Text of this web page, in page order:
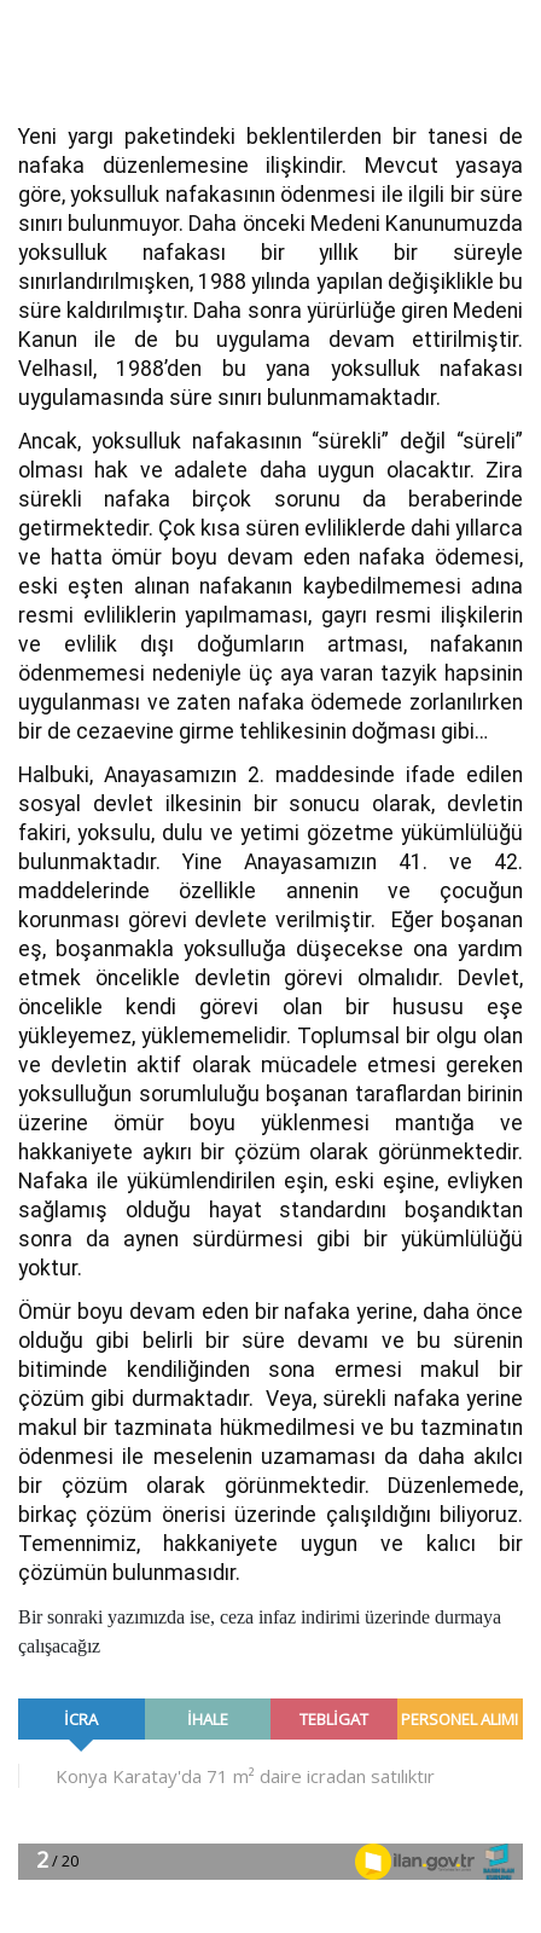
Yeni yargı paketindeki beklentilerden bir tanesi de
nafaka düzenlemesine ilişkindir. Mevcut yasaya
göre, yoksulluk nafakasının ödenmesi ile ilgili bir süre
sınırı bulunmuyor. Daha önceki Medeni Kanunumuzda
yoksulluk nafakası bir yıllık bir süreyle
sınırlandırılmışken, 1988 yılında yapılan değişiklikle bu
süre kaldırılmıştır. Daha sonra yürürlüğe giren Medeni
Kanun ile de bu uygulama devam ettirilmiştir.
Velhasıl, 1988’den bu yana yoksulluk nafakası
uygulamasında süre sınırı bulunmamaktadır.
Ancak, yoksulluk nafakasının “sürekli” değil “süreli”
olması hak ve adalete daha uygun olacaktır. Zira
sürekli nafaka birçok sorunu da beraberinde
getirmektedir. Çok kısa süren evliliklerde dahi yıllarca
ve hatta ömür boyu devam eden nafaka ödemesi,
eski eşten alınan nafakanın kaybedilmemesi adına
resmi evliliklerin yapılmaması, gayrı resmi ilişkilerin
ve evlilik dışı doğumların artması, nafakanın
ödenmemesi nedeniyle üç aya varan tazyik hapsinin
uygulanması ve zaten nafaka ödemede zorlanılırken
bir de cezaevine girme tehlikesinin doğması gibi…
Halbuki, Anayasamızın 2. maddesinde ifade edilen
sosyal devlet ilkesinin bir sonucu olarak, devletin
fakiri, yoksulu, dulu ve yetimi gözetme yükümlülüğü
bulunmaktadır. Yine Anayasamızın 41. ve 42.
maddelerinde özellikle annenin ve çocuğun
korunması görevi devlete verilmiştir. Eğer boşanan
eş, boşanmakla yoksulluğa düşecekse ona yardım
etmek öncelikle devletin görevi olmalıdır. Devlet,
öncelikle kendi görevi olan bir hususu eşe
yükleyemez, yüklememelidir. Toplumsal bir olgu olan
ve devletin aktif olarak mücadele etmesi gereken
yoksulluğun sorumluluğu boşanan taraflardan birinin
üzerine ömür boyu yüklenmesi mantığa ve
hakkaniyete aykırı bir çözüm olarak görünmektedir.
Nafaka ile yükümlendirilen eşin, eski eşine, evliyken
sağlamış olduğu hayat standardını boşandıktan
sonra da aynen sürdürmesi gibi bir yükümlülüğü
yoktur.
Ömür boyu devam eden bir nafaka yerine, daha önce
olduğu gibi belirli bir süre devamı ve bu sürenin
bitiminde kendiliğinden sona ermesi makul bir
çözüm gibi durmaktadır. Veya, sürekli nafaka yerine
makul bir tazminata hükmedilmesi ve bu tazminatın
ödenmesi ile meselenin uzamaması da daha akılcı
bir çözüm olarak görünmektedir. Düzenlemede,
birkaç çözüm önerisi üzerinde çalışıldığını biliyoruz.
Temennimiz, hakkaniyete uygun ve kalıcı bir
çözümün bulunmasıdır.
Bir sonraki yazımızda ise, ceza infaz indirimi üzerinde durmaya
çalışacağız